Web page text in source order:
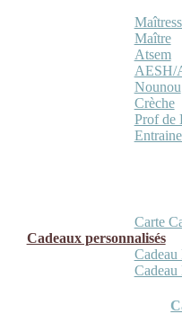
Maître
Atsem
AESH/
Nounou
Crèche
Prof de
Carte
Cadeaux personnalisés
Cadeau
Cadeau